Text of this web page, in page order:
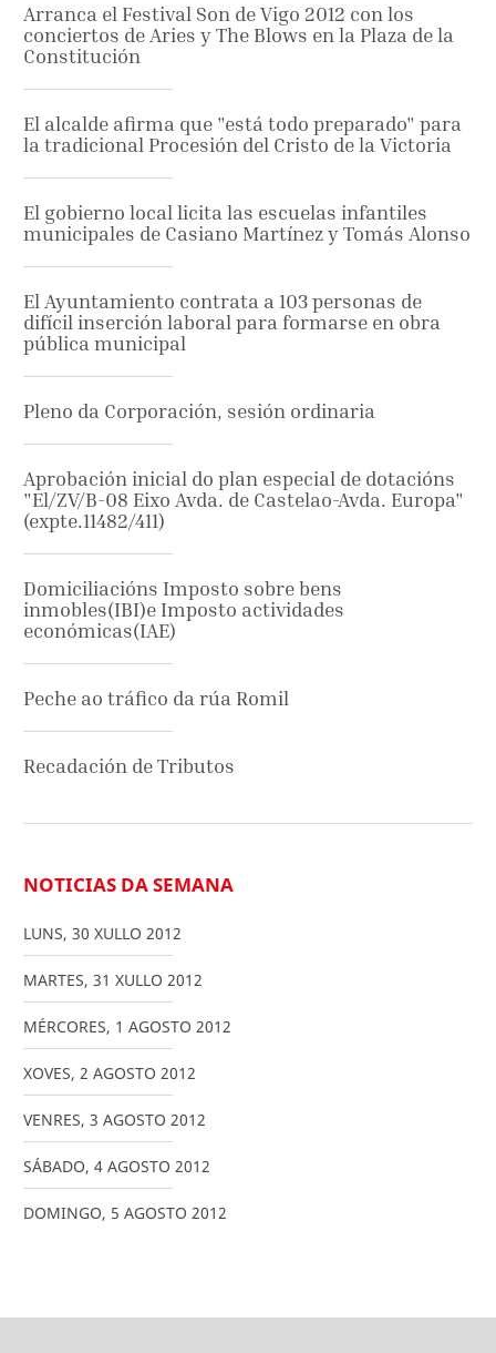
Arranca el Festival Son de Vigo 2012 con los
conciertos de Aries y The Blows en la Plaza de la
Constitución
El alcalde afirma que "está todo preparado" para
la tradicional Procesión del Cristo de la Victoria
El gobierno local licita las escuelas infantiles
municipales de Casiano Martínez y Tomás Alonso
El Ayuntamiento contrata a 103 personas de
difícil inserción laboral para formarse en obra
pública municipal
Pleno da Corporación, sesión ordinaria
Aprobación inicial do plan especial de dotacións
"El/ZV/B-08 Eixo Avda. de Castelao-Avda. Europa"
(expte.11482/411)
Domiciliacións Imposto sobre bens
inmobles(IBI)e Imposto actividades
económicas(IAE)
Peche ao tráfico da rúa Romil
Recadación de Tributos
NOTICIAS DA SEMANA
LUNS, 30 XULLO 2012
MARTES, 31 XULLO 2012
MÉRCORES, 1 AGOSTO 2012
XOVES, 2 AGOSTO 2012
VENRES, 3 AGOSTO 2012
SÁBADO, 4 AGOSTO 2012
DOMINGO, 5 AGOSTO 2012